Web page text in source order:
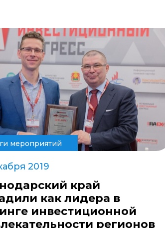
мероприятий
2019
край
как лидера в
инвестиционной
регионов